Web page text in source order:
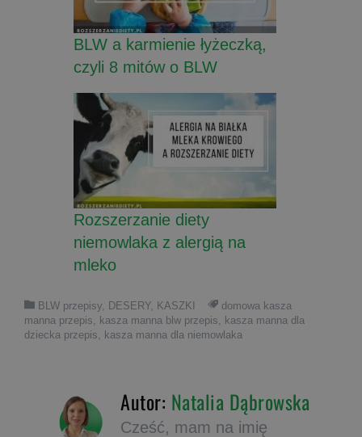
BLW a karmienie łyżeczką,
czyli 8 mitów o BLW
Rozszerzanie diety
niemowlaka z alergią na
mleko
BLW przepisy DESERY, KASZKI
domowa kasza
manna przepis
kasza manna blw przepis
kasza manna dla
dziecka przepis
kasza manna dla niemowlaka
Autor: Natalia Dąbrowska
Cześć, mam na imię